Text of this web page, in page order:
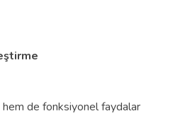
de fonksiyonel faydalar